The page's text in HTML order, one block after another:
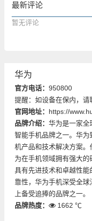
最新评论
暂无评论
华为
官方电话： 950800
提醒：如设备在保内，请
官网地址： https://
品牌介绍： 华为是一家全
智能手机品牌之一。华
机产品和技术解决方案
为在手机领域拥有强大
具有先进技术和卓越性
靠性，华为手机深受全
上备受追捧的品牌之一。
品牌热度：
1662 ℃